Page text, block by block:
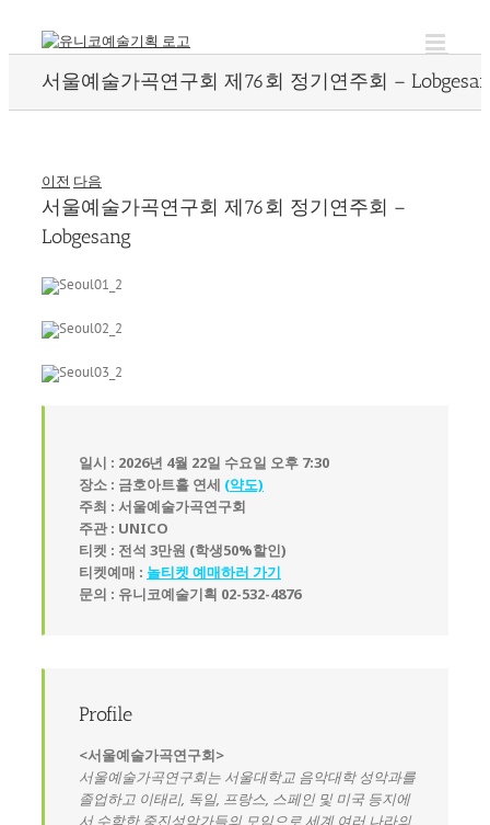
서울예술가곡연구회 제76회 정기연주회 –
이전 다음
서울예술가곡연구회 제76회 정기연주회 –
Lobgesang
일시 : 2026년 4월 22일 수요일 오후 7:30
장소 : 금호아트홀 연세 (약도)
주최 : 서울예술가곡연구회
주관 : UNICO
티켓 : 전석 3만원 (학생50%할인)
티켓예매 : 놀티켓 예매하러 가기
문의 : 유니코예술기획 02-532-4876
Profile
<서울예술가곡연구회>
서울예술가곡연구회는 서울대학교 음악대학 성악과를
졸업하고 이태리, 독일, 프랑스, 스페인 및 미국 등지에
서 수학한 중진성악가들의 모임으로 세계 여러 나라의